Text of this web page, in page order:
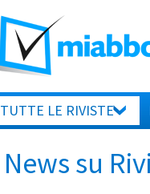
TUTTE LE RIVISTE
News su